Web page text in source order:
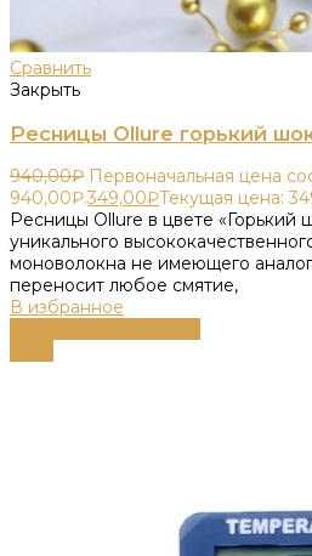
Сравнить
Закрыть
Ресницы Ollure горький
940,00₽ Первоначальная цена
940,00₽.349,00₽Текущая цена:
Ресницы Ollure в цвете «Горький
уникального
моноволокна не имеющего
переносит любое смятие,
В избранное